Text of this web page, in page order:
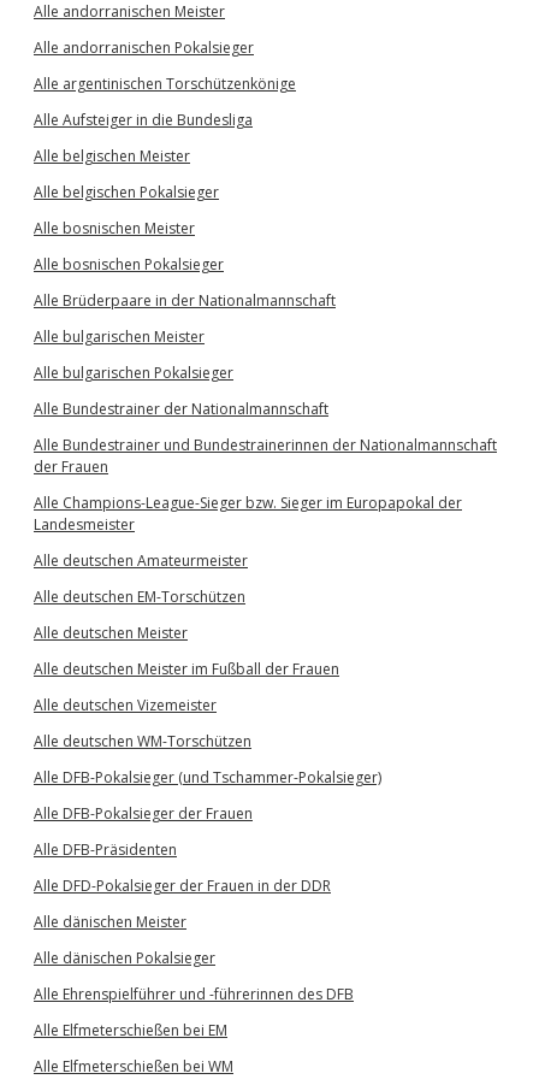
Alle andorranischen Meister
Alle andorranischen Pokalsieger
Alle argentinischen Torschützenkönige
Alle Aufsteiger in die Bundesliga
Alle belgischen Meister
Alle belgischen Pokalsieger
Alle bosnischen Meister
Alle bosnischen Pokalsieger
Alle Brüderpaare in der Nationalmannschaft
Alle bulgarischen Meister
Alle bulgarischen Pokalsieger
Alle Bundestrainer der Nationalmannschaft
Alle Bundestrainer und Bundestrainerinnen der Nationalmannschaft
der Frauen
Alle Champions-League-Sieger bzw. Sieger im Europapokal der
Landesmeister
Alle deutschen Amateurmeister
Alle deutschen EM-Torschützen
Alle deutschen Meister
Alle deutschen Meister im Fußball der Frauen
Alle deutschen Vizemeister
Alle deutschen WM-Torschützen
Alle DFB-Pokalsieger (und Tschammer-Pokalsieger)
Alle DFB-Pokalsieger der Frauen
Alle DFB-Präsidenten
Alle DFD-Pokalsieger der Frauen in der DDR
Alle dänischen Meister
Alle dänischen Pokalsieger
Alle Ehrenspielführer und -führerinnen des DFB
Alle Elfmeterschießen bei EM
Alle Elfmeterschießen bei WM